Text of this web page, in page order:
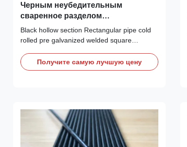
Черным неубедительным
сваренное разделом
холоднопрокатное прямоугольное
стальной трубы
Black hollow section Rectangular pipe cold
rolled pre galvanized welded square
1.0 1.1 1.2 1.3 1.4 1.5 1.6 1.7 1.8 1.9 10*10
12*12 16*16 19*19 20*20 25*25 30*30 32*32
Получите самую лучшую цену